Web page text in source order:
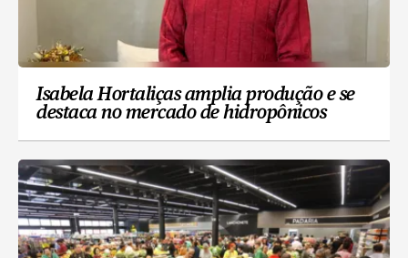
Isabela Hortaliças amplia produção e se
destaca no mercado de hidropônicos